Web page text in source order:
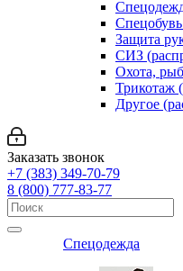
Защита
СИЗ
Охота,
Трикотаж
Другое
Заказать звонок
+7 (383) 349-70-79
8 (800) 777-83-77
Спецодежда